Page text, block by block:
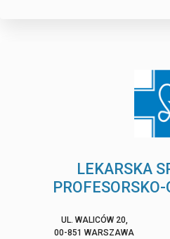
LEKARSKA
UL. WALICÓW 20,
00-851 WARSZAWA